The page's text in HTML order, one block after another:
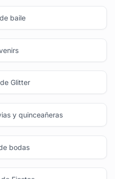
baile
Glitter
y quinceañeras
bodas